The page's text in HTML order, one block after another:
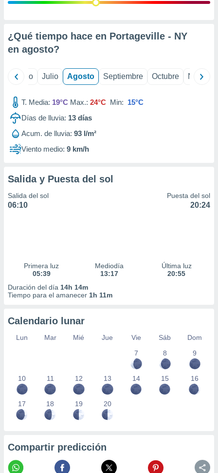
e
mediante
de
1199
¿Qué tiempo hace en Portageville - NY
en agosto?
Junio Julio Agosto Septiembre Octubre
T. Media: 19°C Max.: 24°C Min: 15°C
Días de lluvia: 13 días
Acum. de lluvia: 93 l/m²
Viento medio: 9 km/h
Salida y Puesta del sol
Salida del sol
06:10
Puesta del sol
20:24
Primera luz
05:39
Mediodía
13:17
Última luz
20:55
Duración del día 14h 14m
Tiempo para el amanecer 1h 11m
Calendario lunar
Lun Mar Mié Jue Vie Sáb
Dom
7
8 9
10 11 12 13 14 15 16
17 18 19 20
Compartir predicción